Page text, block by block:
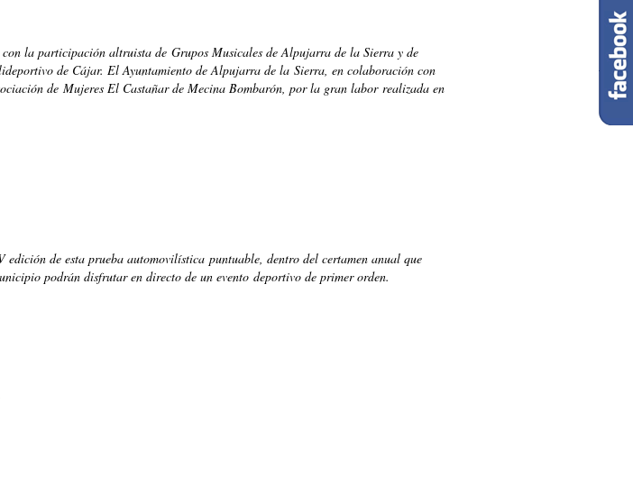
la participación altruista de Grupos Musicales de Alpujarra de la Sierra y de
de Cájar. El Ayuntamiento de Alpujarra de la Sierra, en colaboración con
de Mujeres El Castañar de Mecina Bombarón, por la gran labor realizada en
de esta prueba automovilística puntuable, dentro del certamen anual que
podrán disfrutar en directo de un evento deportivo de primer orden.